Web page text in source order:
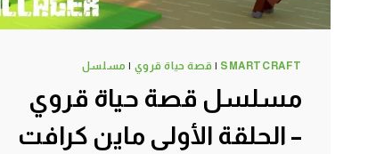
SMARTCRAFT
| قصة حياة قروي | مسلسل
مسلسل قصة حياة قروي
– الحلقة الأولى ماين كرافت